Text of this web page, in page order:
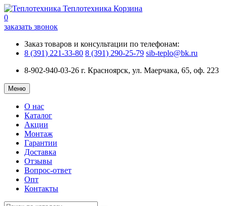
Теплотехника Корзина
0
заказать звонок
Заказ товаров и консультации по телефонам:
8 (391) 221-33-80 8 (391) 290-25-79 sib-teplo@bk.ru
8-902-940-03-26 г. Красноярск, ул. Маерчака, 65, оф. 223
Меню
О нас
Каталог
Акции
Монтаж
Гарантии
Доставка
Отзывы
Вопрос-ответ
Опт
Контакты